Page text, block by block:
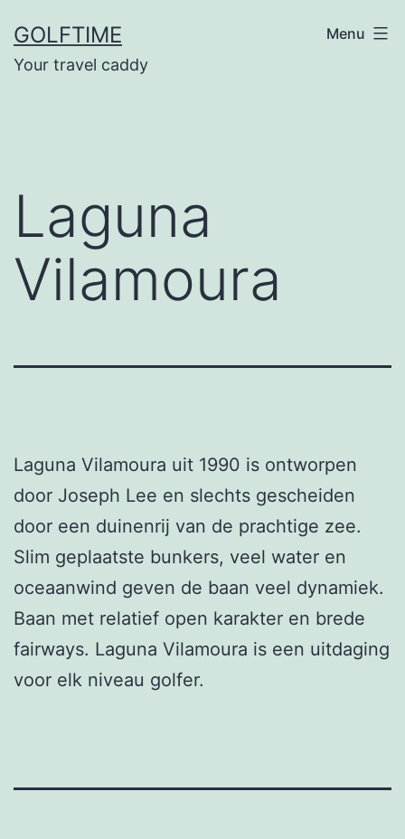
naar
de
GOLFTIME
Your travel caddy
Menu
Laguna
Vilamoura
Laguna Vilamoura uit 1990 is ontworpen
door Joseph Lee en slechts gescheiden
door een duinenrij van de prachtige zee.
Slim geplaatste bunkers, veel water en
oceaanwind geven de baan veel dynamiek.
Baan met relatief open karakter en brede
fairways. Laguna Vilamoura is een uitdaging
voor elk niveau golfer.